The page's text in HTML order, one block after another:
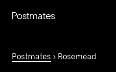
Postmates
Postmates > Rosemead